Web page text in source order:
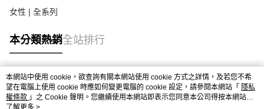
女性 | 全系列
本分類熱銷全站排行
熱門標籤
本網站中使用 cookie，欲查詢有關本網站使用 cookie 方式之詳情，及若您不希
望在電腦上使用 cookie 時應如何變更電腦的 cookie 設定，請參閱本網站「 隱私
權條款 」之 Cookie 聲明。您繼續使用本網站即表示您同意本公司得按本網站使
用條款之 Cookie 聲明使用 cookie。
了解更多 >